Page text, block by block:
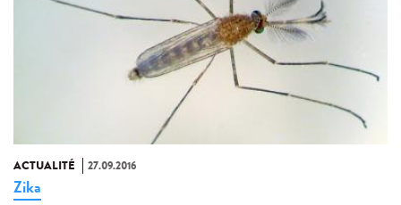
ACTUALITÉ 27.09.2016
Zika